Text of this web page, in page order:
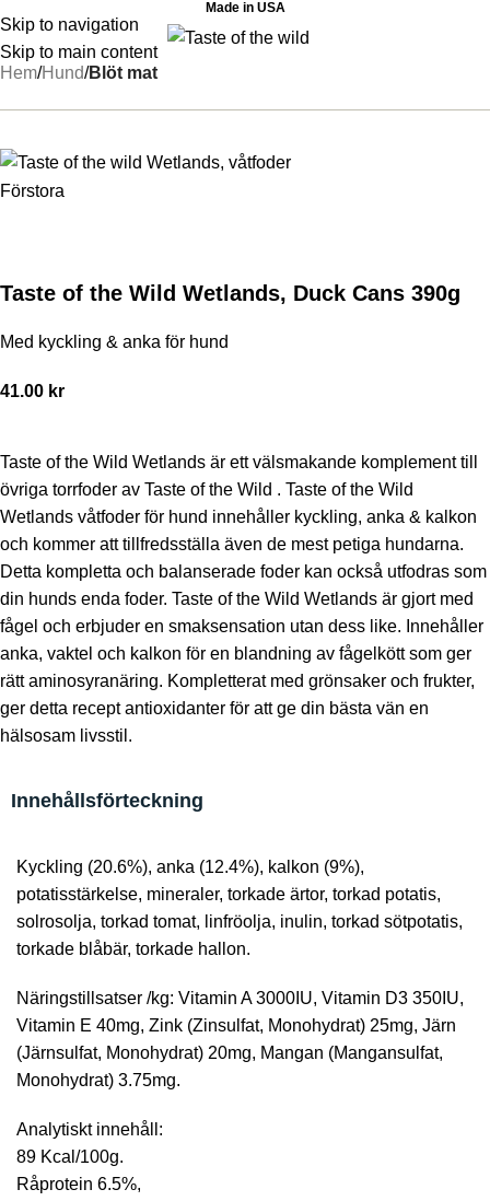
Skip to navigation
Skip to main content
Made in USA
Hem Hund Blöt mat
Förstora
Taste of the Wild Wetlands, Duck Cans 390g
Med kyckling & anka för hund
41.00 kr
Taste of the Wild Wetlands är ett välsmakande komplement till
övriga torrfoder av Taste of the Wild . Taste of the Wild
Wetlands våtfoder för hund innehåller kyckling, anka & kalkon
och kommer att tillfredsställa även de mest petiga hundarna.
Detta kompletta och balanserade foder kan också utfodras som
din hunds enda foder. Taste of the Wild Wetlands är gjort med
fågel och erbjuder en smaksensation utan dess like. Innehåller
anka, vaktel och kalkon för en blandning av fågelkött som ger
rätt aminosyranäring. Kompletterat med grönsaker och frukter,
ger detta recept antioxidanter för att ge din bästa vän en
hälsosam livsstil.
Innehållsförteckning
Kyckling (20.6%), anka (12.4%), kalkon (9%),
potatisstärkelse, mineraler, torkade ärtor, torkad potatis,
solrosolja, torkad tomat, linfröolja, inulin, torkad sötpotatis,
torkade blåbär, torkade hallon.
Näringstillsatser /kg: Vitamin A 3000IU, Vitamin D3 350IU,
Vitamin E 40mg, Zink (Zinsulfat, Monohydrat) 25mg, Järn
(Järnsulfat, Monohydrat) 20mg, Mangan (Mangansulfat,
Monohydrat) 3.75mg.
Analytiskt innehåll:
89 Kcal/100g.
Råprotein 6.5%,